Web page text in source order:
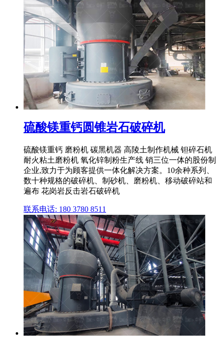
硫酸镁重钙圆锥岩石破碎机
硫酸镁重钙 磨粉机 碳黑机器 高陵土制作机械 钽碎石机
耐火粘土磨粉机 氧化锌制粉生产线 销三位一体的股份制
企业,致力于为顾客提供一体化解决方案。10余种系列、
数十种规格的破碎机、制砂机、磨粉机、移动破碎站和
遍布 花岗岩反击岩石破碎机
联系电话: 180 3780 8511